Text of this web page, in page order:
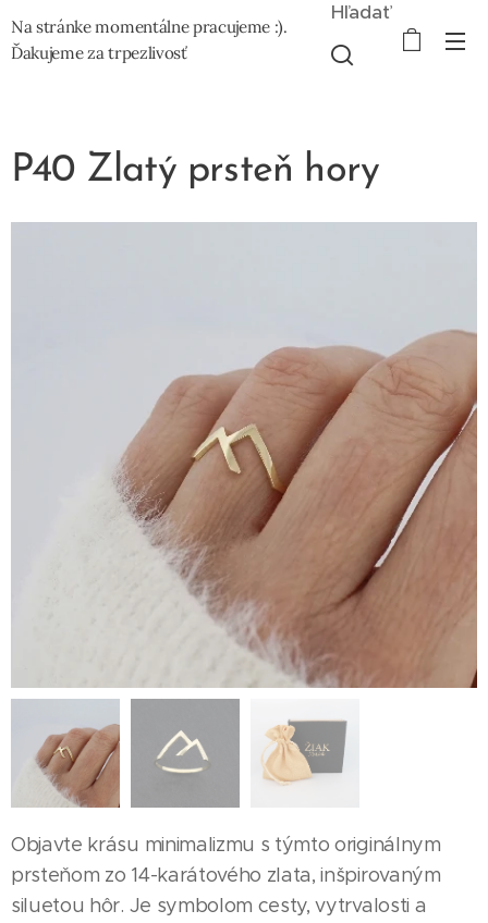
Na stránke momentálne pracujeme :).
Ďakujeme za trpezlivosť
Hľadať
P40 Zlatý prsteň hory
Objavte krásu minimalizmu s týmto originálnym
prsteňom zo 14-karátového zlata, inšpirovaným
siluetou hôr. Je symbolom cesty, vytrvalosti a